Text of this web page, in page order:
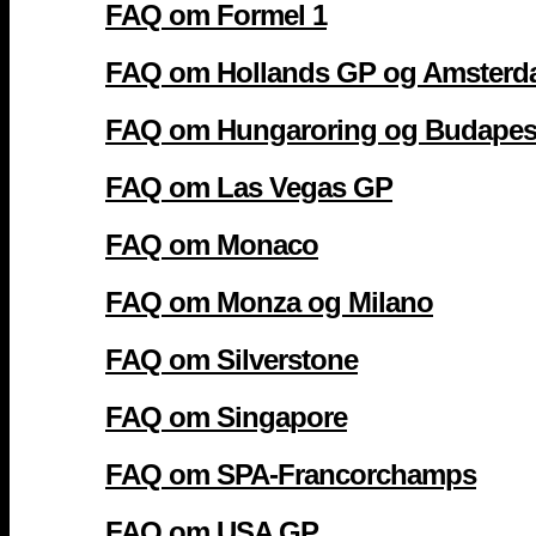
FAQ om Formel 1
FAQ om Hollands GP og
FAQ om Hungaroring og
FAQ om Las Vegas GP
FAQ om Monaco
FAQ om Monza og Milano
FAQ om Silverstone
FAQ om Singapore
FAQ om SPA-Francorchamps